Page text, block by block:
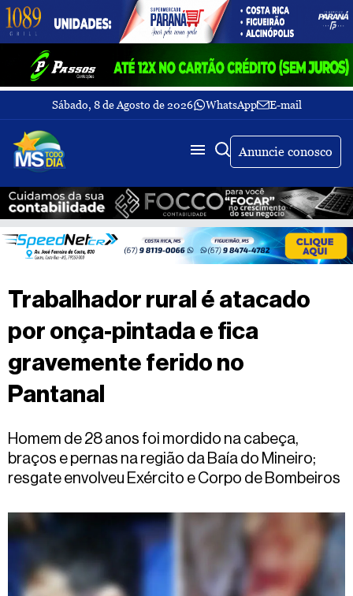
Sábado, 8 de Agosto de 2026 WhatsApp E-mail
Fechar Menu
Últimas
notícias
Galeria
de
fotos
Sobre
Nós
TV
MS
dia
Fale
conosco
Anuncie conosco
Buscar
Trabalhador rural é atacado
por onça-pintada e fica
gravemente ferido no
Pantanal
Homem de 28 anos foi mordido na cabeça,
braços e pernas na região da Baía do Mineiro;
resgate envolveu Exército e Corpo de Bombeiros